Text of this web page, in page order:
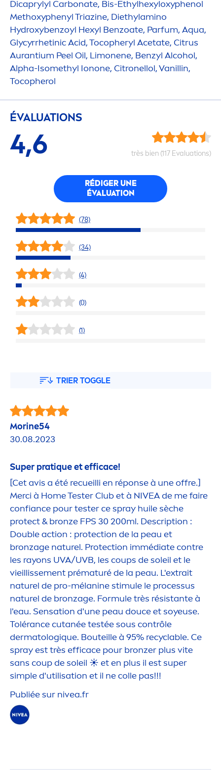
Dicaprylyl Carbonate, Bis-Ethylhexyloxyphenol
Methoxyphenyl Triazine, Diethylamino
Hydroxybenzoyl Hexyl Benzoate, Parfum, Aqua,
Glycyrrhetinic Acid, Tocopheryl Acetate, Citrus
Aurantium Peel Oil, Limonene, Benzyl Alcohol,
Alpha-Isomethyl Ionone, Citronellol, Vanillin,
Tocopherol
ÉVALUATIONS
4,6 très bien (117 Evaluations)
RÉDIGER UNE
ÉVALUATION
(78)
(34)
(4)
(0)
(1)
TRIER TOGGLE
Morine54
30.08.2023
Super pratique et efficace!
[Cet avis a été recueilli en réponse à une offre.]
Merci à Home Tester Club et à NIVEAde me faire
confiance pour tester ce spray huile sèche
protect&bronze FPS 30 200ml. Description :
Double action : protection de la peau et
bronzage naturel. Protection immédiate contre
les rayons UVA/UVB, les coups de soleil et le
vieillissement prématuré de la peau. L'extrait
naturel de pro-mélanine stimule le processus
naturel de bronzage. Formule très résistante à
l'eau. Sensation d'une peau douce et soyeuse.
Tolérance cutanée testée sous contrôle
dermatologique. Bouteille à 95% recyclable. Ce
spray est très efficace pour bronzer plus vite
sans coup de soleil ☀️ et en plus il est super
simple d'utilisation et il ne colle pas!!!
Publiée sur nivea.fr